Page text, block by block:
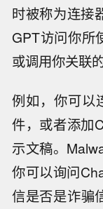
时被称为连接
GPT访问你所
或调用你关联
例如，你可以
件，或者添加
示文稿。
你可以询问
信是否是诈骗